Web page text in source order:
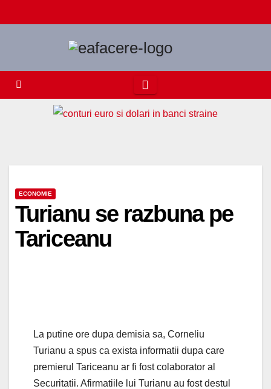
to
ECONOMIE
Turianu se razbuna pe
Tariceanu
La putine ore dupa demisia sa, Corneliu
Turianu a spus ca exista informatii dupa care
premierul Tariceanu ar fi fost colaborator al
Securitatii. Afirmatiile lui Turianu au fost destul